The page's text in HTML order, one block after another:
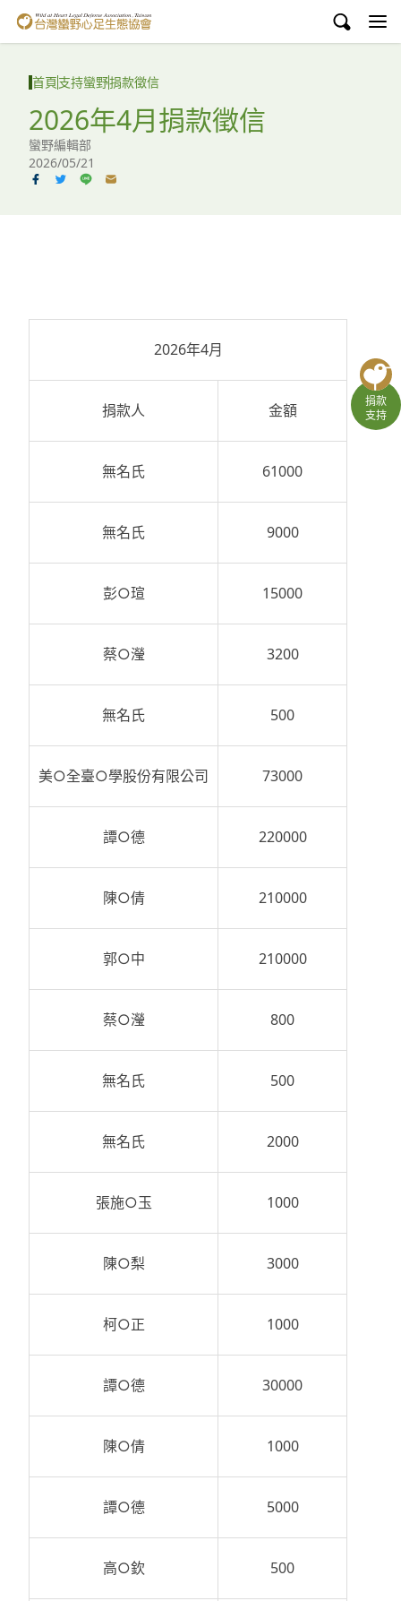
台灣蠻野心足生態協會
環境教育
白海豚媽祖宮
臉書
捐款
支持
首頁支持蠻野捐款徵信
2026年4月捐款徵信
蠻野編輯部
2026/05/21
2026年4月
捐款人 金額
無名氏 61000
無名氏 9000
彭○瑄 15000
蔡○瀅 3200
無名氏 500
美○全臺○學股份有限公司 73000
譚○德 220000
陳○倩 210000
郭○中 210000
蔡○瀅 800
無名氏 500
無名氏 2000
張施○玉 1000
陳○梨 3000
柯○正 1000
譚○德 30000
陳○倩 1000
譚○德 5000
高○欽 500